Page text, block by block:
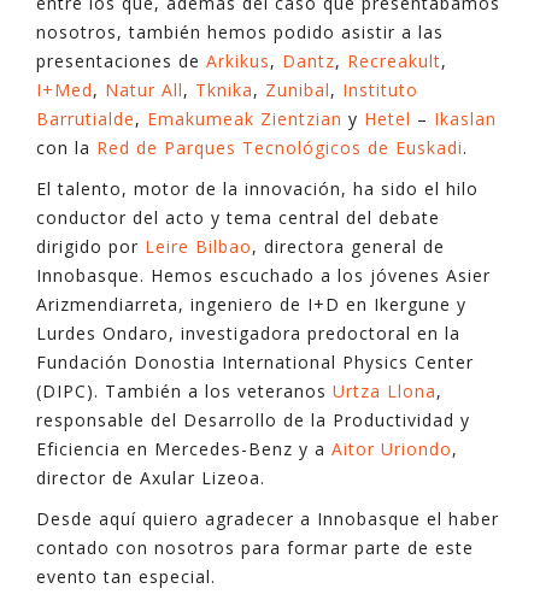
nosotros, también hemos podido asistir a las
presentaciones de Arkikus, Dantz, Recreakult,
I+Med, Natur All, Tknika, Zunibal, Instituto
Barrutialde, Emakumeak Zientzian y Hetel – Ikaslan
con la Red de Parques Tecnológicos de Euskadi.
El talento, motor de la innovación, ha sido el hilo
conductor del acto y tema central del debate
dirigido por Leire Bilbao, directora general de
Innobasque. Hemos escuchado a los jóvenes Asier
Arizmendiarreta, ingeniero de I+D en Ikergune y
Lurdes Ondaro, investigadora predoctoral en la
Fundación Donostia International Physics Center
(DIPC). También a los veteranos Urtza Llona,
responsable del Desarrollo de la Productividad y
Eficiencia en Mercedes-Benz y a Aitor Uriondo,
director de Axular Lizeoa.
Desde aquí quiero agradecer a Innobasque el haber
contado con nosotros para formar parte de este
evento tan especial.